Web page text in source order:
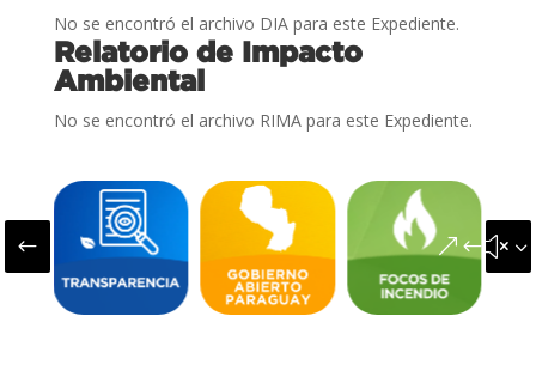
No se encontró el archivo DIA para este Expediente.
Relatorio de Impacto
Ambiental
No se encontró el archivo RIMA para este Expediente.
#